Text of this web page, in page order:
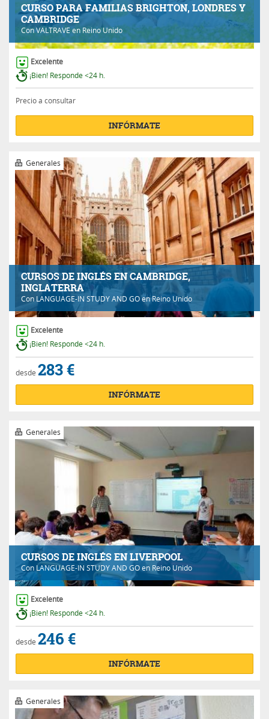
CURSO PARA FAMILIAS BRIGHTON, LONDRES Y
CAMBRIDGE
ConVALTRAVEen Reino Unido
Excelente
¡Bien! Responde <24 h.
Precio a consultar
INFÓRMATE
CURSOS DE INGLÉS EN CAMBRIDGE,
INGLATERRA
Con LANGUAGE-IN STUDY AND GOen Reino Unido
Generales
Excelente
¡Bien! Responde <24 h.
desde 283 €
INFÓRMATE
CURSOS DE INGLÉS EN LIVERPOOL
Con LANGUAGE-IN STUDY AND GOen Reino Unido
Generales
Excelente
¡Bien! Responde <24 h.
desde 246 €
INFÓRMATE
Generales